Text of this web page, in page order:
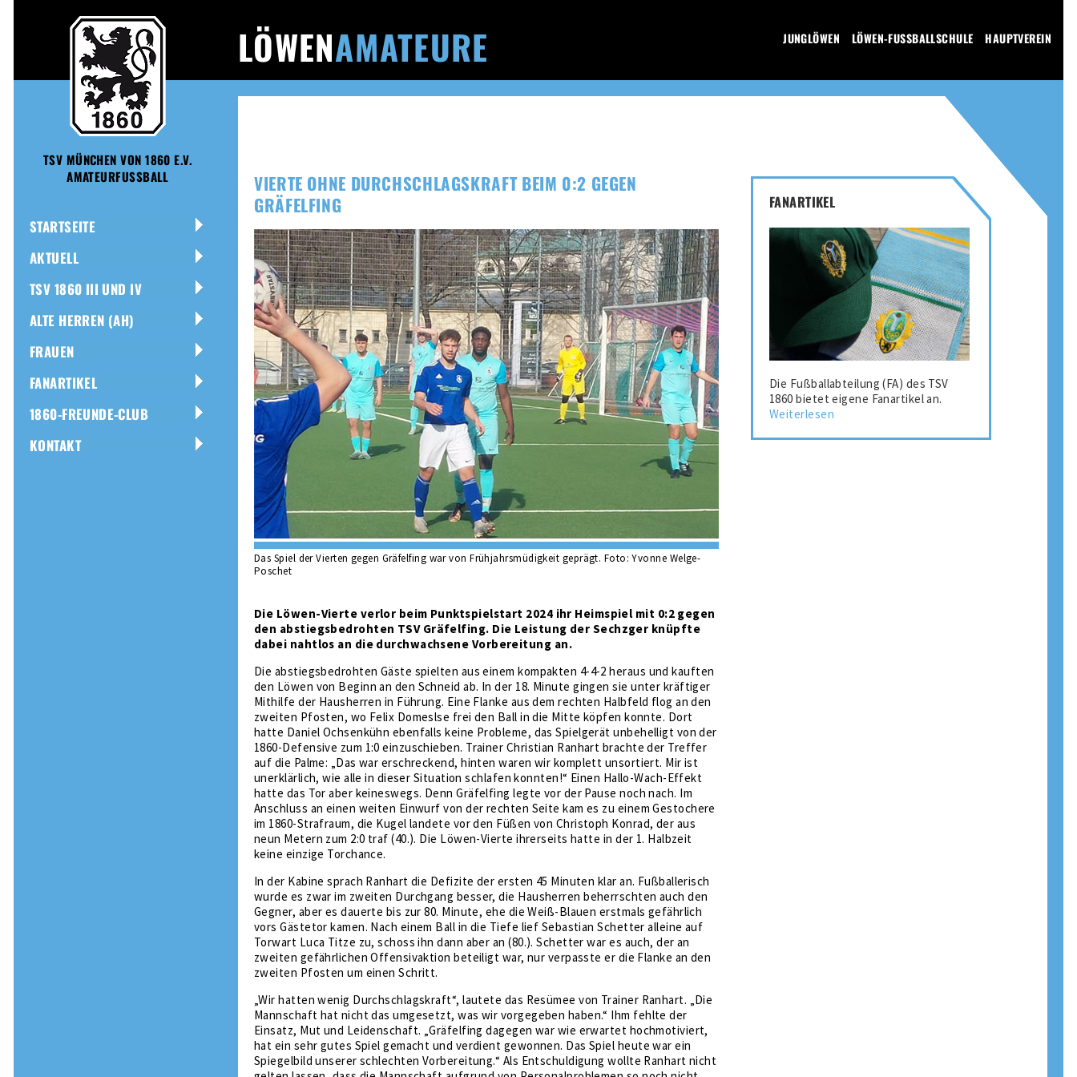
TSV MÜNCHEN VON 1860 E.V.
AMATEURFUSSBALL
LÖWENAMATEURE JUNGLÖWEN LÖWEN-FUSSBALLSCHULE HAUPTVEREIN
STARTSEITE
AKTUELL
TSV 1860 III UND IV
ALTE HERREN (AH)
FRAUEN
FANARTIKEL
1860-FREUNDE-CLUB
KONTAKT
VIERTE OHNE DURCHSCHLAGSKRAFT BEIM 0:2 GEGEN
GRÄFELFING
Das Spiel der Vierten gegen Gräfelfing war von Frühjahrsmüdigkeit geprägt. Foto: Yvonne Welge-
Poschet
Die Löwen-Vierte verlor beim Punktspielstart 2024 ihr Heimspiel mit 0:2 gegen
den abstiegsbedrohten TSV Gräfelfing. Die Leistung der Sechzger knüpfte
dabei nahtlos an die durchwachsene Vorbereitung an.
Die abstiegsbedrohten Gäste spielten aus einem kompakten 4-4-2 heraus und kauften
den Löwen von Beginn an den Schneid ab. In der 18. Minute gingen sie unter kräftiger
Mithilfe der Hausherren in Führung. Eine Flanke aus dem rechten Halbfeld flog an den
zweiten Pfosten, wo Felix Domeslse frei den Ball in die Mitte köpfen konnte. Dort
hatte Daniel Ochsenkühn ebenfalls keine Probleme, das Spielgerät unbehelligt von der
1860-Defensive zum 1:0 einzuschieben. Trainer Christian Ranhart brachte der Treffer
auf die Palme: „Das war erschreckend, hinten waren wir komplett unsortiert. Mir ist
unerklärlich, wie alle in dieser Situation schlafen konnten!“ Einen Hallo-Wach-Effekt
hatte das Tor aber keineswegs. Denn Gräfelfing legte vor der Pause noch nach. Im
Anschluss an einen weiten Einwurf von der rechten Seite kam es zu einem Gestochere
im 1860-Strafraum, die Kugel landete vor den Füßen von Christoph Konrad, der aus
neun Metern zum 2:0 traf (40.). Die Löwen-Vierte ihrerseits hatte in der 1. Halbzeit
keine einzige Torchance.
In der Kabine sprach Ranhart die Defizite der ersten 45 Minuten klar an. Fußballerisch
wurde es zwar im zweiten Durchgang besser, die Hausherren beherrschten auch den
Gegner, aber es dauerte bis zur 80. Minute, ehe die Weiß-Blauen erstmals gefährlich
vors Gästetor kamen. Nach einem Ball in die Tiefe lief Sebastian Schetter alleine auf
Torwart Luca Titze zu, schoss ihn dann aber an (80.). Schetter war es auch, der an
zweiten gefährlichen Offensivaktion beteiligt war, nur verpasste er die Flanke an den
zweiten Pfosten um einen Schritt.
„Wir hatten wenig Durchschlagskraft“, lautete das Resümee von Trainer Ranhart. „Die
Mannschaft hat nicht das umgesetzt, was wir vorgegeben haben.“ Ihm fehlte der
Einsatz, Mut und Leidenschaft. „Gräfelfing dagegen war wie erwartet hochmotiviert,
hat ein sehr gutes Spiel gemacht und verdient gewonnen. Das Spiel heute war ein
Spiegelbild unserer schlechten Vorbereitung.“ Als Entschuldigung wollte Ranhart nicht
FANARTIKEL
Die Fußballabteilung (FA) des TSV
1860 bietet eigene Fanartikel an.
Weiterlesen